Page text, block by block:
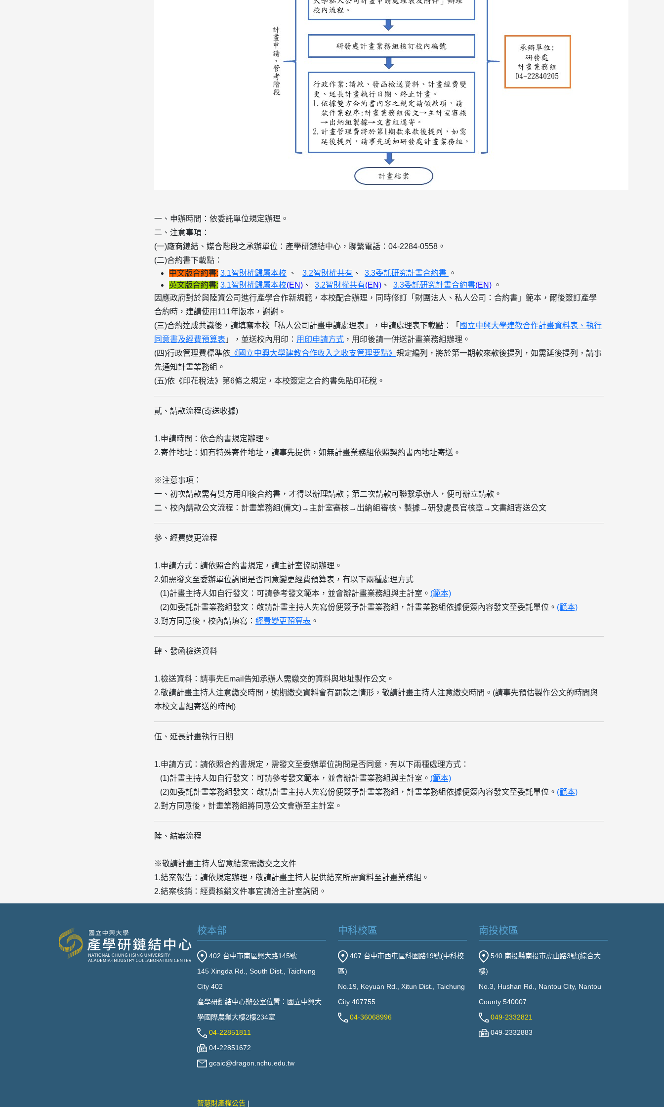
一、申辦時間：依委託單位規定辦理。
二、注意事項：
(一)廠商鏈結、媒合階段之承辦單位：產學研鏈結中心，聯繫電話：04-2284-0558。
(二)合約書下載點：
中文版合約書: 3.1智財權歸屬本校 、 3.2智財權共有 、 3.3委託研究計畫合約書 。
英文版合約書: 3.1智財權歸屬本校(EN) 、 3.2智財權共有(EN) 、 3.3委託研究計畫合約書(EN) 。
因應政府對於與陸資公司進行產學合作新規範，本校配合辦理，同時修訂「財團法人、私人公司：合約書」範本，爾後簽訂產學
合約時，建請使用111年版本，謝謝。
(三)合約達成共識後 ，請填寫本校「私人公司計畫申請處理表」，申請處理表下載點：「 國立中興大學建教合作計畫資料表、執行
同意書及經費預算表 」，並送校內用印： 用印申請方式 ，用印後請一併送計畫業務組辦理。
(四)行政管理費標準依 《國立中興大學建教合作收入之收支管理要點》 規定編列，將於第一期款來款後提列
，如需延後提列，請事
先通知計畫業務組。
(五)依《印花稅法》第6條之規定，本校簽定之合約書免貼印花稅 。
貳、請款流程(寄送收據)
1.申請時間：依合約書規定辦理。
2.寄件地址： 如有特殊寄件地址，請事先提供 ，如無計畫業務組依照契約書內地址寄送。
※注意事項 ：
一、 初次請款需有雙方用印後合約書，才得以辦理請款 ；第二次請款可聯繫承辦人，便可辦立請款。
二、校內請款公文流程：計畫業務組(備文)→主計室審核→出納組審核、製據→研發處長官核章→文書組寄送公文
參、經費變更流程
1.申請方式：請依照合約書規定，請主計室協助辦理。
2.如需發文至委辦單位詢問是否同意變更經費預算表，有以下兩種處理方式
(1)計畫主持人如自行發文： 可請參考發文範本，並會辦計畫業務組與主計室。 (範本)
(2)如委託計畫業務組發文： 敬請計畫主持人先寫份便簽予計畫業務組，計畫業務組依據便簽內容發文至委託單位。 (範本)
3.對方同意後，校內請填寫： 經費變更預算表 。
肆、發函檢送資料
1.檢送資料：請事先Email告知承辦人需繳交的資料與地址製作公文。
2.敬請計畫主持人注意繳交時間，逾期繳交資料會有罰款之情形，敬請計畫主持人注意繳交時間。(請事先預估製作公文的時間與
本校文書組寄送的時間)
伍、延長計畫執行日期
1.申請方式：請依照合約書規定，需發文至委辦單位詢問是否同意，有以下兩種處理方式：
(1)計畫主持人如自行發文： 可請參考發文範本，並會辦計畫業務組與主計室。 (範本)
(2)如委託計畫業務組發文： 敬請計畫主持人先寫份便簽予計畫業務組，計畫業務組依據便簽內容發文至委託單位。 (範本)
2.對方同意後，計畫業務組將同意公文會辦至主計室。
陸、結案流程
※敬請計畫主持人留意結案需繳交之文件
1.結案報告：請依規定辦理，敬請計畫主持人提供結案所需資料至計畫業務組。
2.結案核銷：經費核銷文件事宜請洽主計室詢問。
校本部
402 台中市南區興大路145號
145 Xingda Rd., South Dist., Taichung
City 402
產學研鏈結中心辦公室位置：國立中興大
學國際農業大樓2樓234室
04-22851811
04-22851672
gcaic@dragon.nchu.edu.tw
中科校區
407 台中市西屯區科園路19號(中科校
區)
No.19, Keyuan Rd., Xitun Dist., Taichung
City 407755
04-36068996
南投校區
540 南投縣南投市虎山路3號(綜合大
樓)
No.3, Hushan Rd., Nantou City, Nantou
County 540007
049-2332821
049-2332883
智慧財產權公告